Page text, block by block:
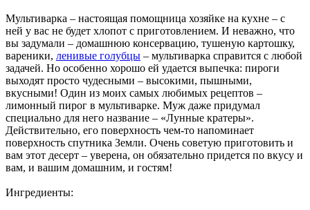
Мультиварка – настоящая помощница хозяйке на кухне – с
ней у вас не будет хлопот с приготовлением. И неважно, что
вы задумали – домашнюю консервацию, тушеную картошку,
вареники, ленивые голубцы – мультиварка справится с любой
задачей. Но особенно хорошо ей удается выпечка: пироги
выходят просто чудесными – высокими, пышными,
вкусными! Один из моих самых любимых рецептов –
лимонный пирог в мультиварке. Муж даже придумал
специально для него название – «Лунные кратеры».
Действительно, его поверхность чем-то напоминает
поверхность спутника Земли. Очень советую приготовить и
вам этот десерт – уверена, он обязательно придется по вкусу и
вам, и вашим домашним, и гостям!
Ингредиенты: